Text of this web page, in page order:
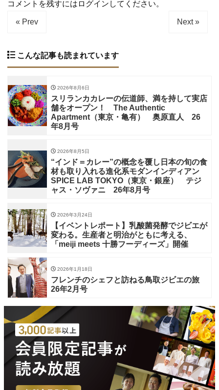
コメントを残すにはログインしてください。
« Prev Next »
こんな記事も読まれています
2026年8月6日
スリランカカレーの伝道師、満を持して実店
舗をオープン！ The Authentic
Apartment（東京・亀有） 奥原直人 26
年8月号
2026年8月5日
“インド＝カレー”の概念を覆し日本の旬の食
材も取り入れる進化系モダンインディアン
SPICE LAB TOKYO（東京・銀座） テジ
ャス・ソヴァニ 26年8月号
2026年3月24日
【イベントレポート】乳酸菌発酵でジビエが
変わる。生産者と明治がともに考える、
「meiji meets 十勝フーディーズ」開催
2026年1月18日
フレンチのシェフと訪ねる鳥取ジビエの旅
26年2月号